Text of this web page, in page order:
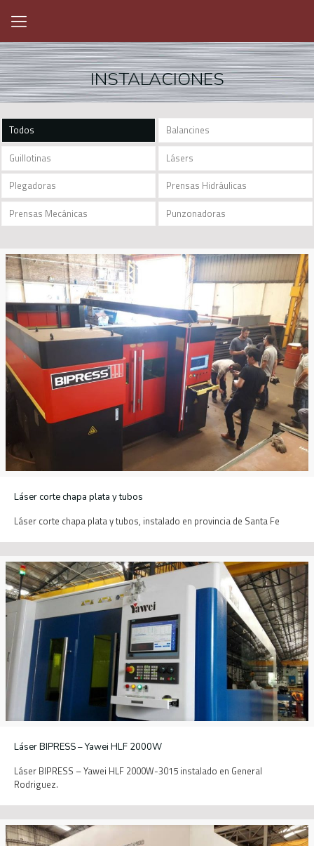
INSTALACIONES
Todos
Balancines
Guillotinas
Lásers
Plegadoras
Prensas Hidráulicas
Prensas Mecánicas
Punzonadoras
Láser corte chapa plata y tubos
Láser corte chapa plata y tubos, instalado en provincia de Santa Fe
Láser BIPRESS – Yawei HLF 2000W
Láser BIPRESS – Yawei HLF 2000W-3015 instalado en General
Rodriguez.